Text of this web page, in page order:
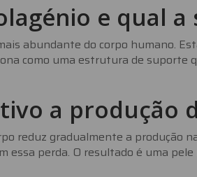
e qual a
abundante do corpo humano.
como uma estrutura de suporte
a produção
reduz gradualmente a produção
essa perda. O resultado é uma